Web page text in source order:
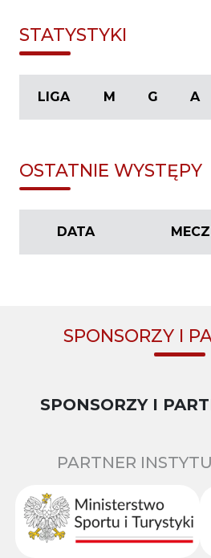
STATYSTYKI
LIGA M G A
OSTATNIE WYSTĘPY
DATA MECZ
SPONSORZY I
SPONSORZY I
PARTNER